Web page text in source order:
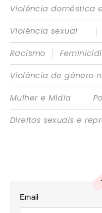
Violência doméstica
Violência sexual
|
Racismo
|
Violência de gênero
Mulher e Mídia
|
Direitos sexuais e